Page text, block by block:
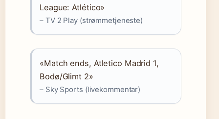
League: Atlético»
– TV 2 Play (strømmetjeneste)
«Match ends, Atletico Madrid 1,
Bodø/Glimt 2»
– Sky Sports (livekommentar)